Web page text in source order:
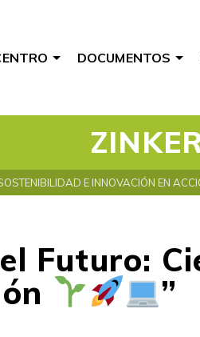
DOCUMENTOS
E INNOVACIÓN EN
Futuro:
”